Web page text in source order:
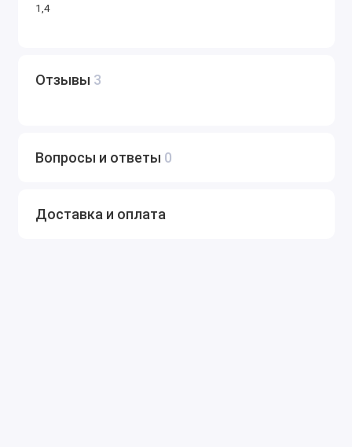
1,4
Отзывы 3
Вопросы и ответы 0
Доставка и оплата